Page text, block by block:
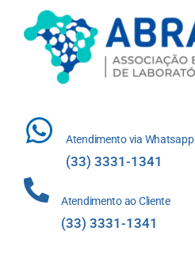
Atendimento via Whatsapp
(33) 3331-1341
Atendimento ao Cliente
(33) 3331-1341